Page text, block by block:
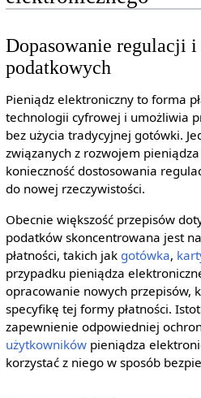
Dopasowanie regulacji i
podatkowych
Pieniądz elektroniczny to forma
technologii cyfrowej i umożliwia
bez użycia tradycyjnej gotówki.
związanych z rozwojem
konieczność dostosowania
do nowej rzeczywistości.
Obecnie większość przepisów
podatków skoncentrowana jest
płatności, takich jak gotówka,
przypadku pieniądza
opracowanie nowych przepisów,
specyfikę tej formy płatności.
zapewnienie odpowiedniej
użytkownikówpieniądza
korzystać z niego w sposób